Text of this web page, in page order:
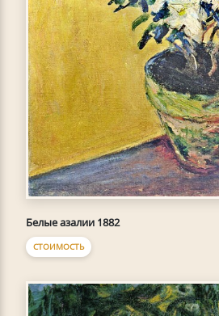
Белые азалии 1882
СТОИМОСТЬ